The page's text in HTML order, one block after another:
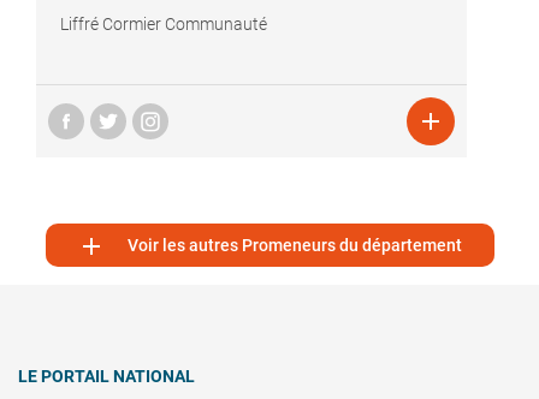
Liffré Cormier Communauté

 Voir les autres Promeneurs du département
LE PORTAIL NATIONAL